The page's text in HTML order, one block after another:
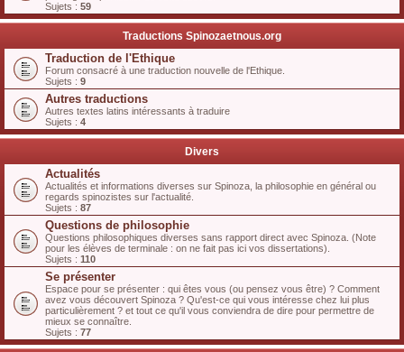
Sujets : 59
Traductions Spinozaetnous.org
Traduction de l'Ethique
Forum consacré à une traduction nouvelle de l'Ethique.
Sujets : 9
Autres traductions
Autres textes latins intéressants à traduire
Sujets : 4
Divers
Actualités
Actualités et informations diverses sur Spinoza, la philosophie en général ou
regards spinozistes sur l'actualité.
Sujets : 87
Questions de philosophie
Questions philosophiques diverses sans rapport direct avec Spinoza. (Note
pour les élèves de terminale : on ne fait pas ici vos dissertations).
Sujets : 110
Se présenter
Espace pour se présenter : qui êtes vous (ou pensez vous être) ? Comment
avez vous découvert Spinoza ? Qu'est-ce qui vous intéresse chez lui plus
particulièrement ? et tout ce qu'il vous conviendra de dire pour permettre de
mieux se connaître.
Sujets : 77